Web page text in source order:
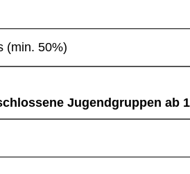
(min. 50%)
Jugendgruppen ab